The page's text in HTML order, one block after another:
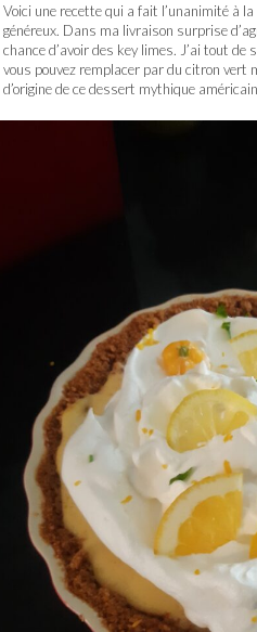
Voici une recette qui a fait l’unanimité à
généreux. Dans ma livraison surprise
chance d’avoir des key limes. J’ai tout
vous pouvez remplacer par du citron vert
d’origine de ce dessert mythique